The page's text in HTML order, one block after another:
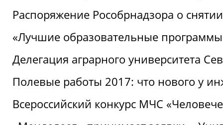
Распоряжение Рособрнадзора о
«Лучшие образовательные
Делегация аграрного университета
Полевые работы 2017: что нового у
Всероссийский конкурс МЧС